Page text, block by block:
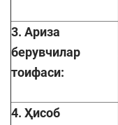
3. Ариза
берувчилар
тоифаси:
4. Ҳисоб